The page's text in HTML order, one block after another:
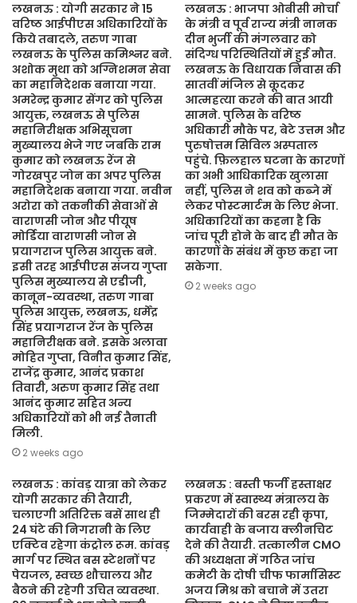
लखनऊ : योगी सरकार ने 15
वरिष्ठ आईपीएस अधिकारियों के
किये तबादले, तरुण गाबा
लखनऊ के पुलिस कमिश्नर बने.
अशोक मुथा को अग्निशमन सेवा
का महानिदेशक बनाया गया.
अमरेन्द्र कुमार सेंगर को पुलिस
आयुक्त, लखनऊ से पुलिस
महानिरीक्षक अभिसूचना
मुख्यालय भेजे गए जबकि राम
कुमार को लखनऊ रेंज से
गोरखपुर जोन का अपर पुलिस
महानिदेशक बनाया गया. नवीन
अरोरा को तकनीकी सेवाओं से
वाराणसी जोन और पीयूष
मोर्डिया वाराणसी जोन से
प्रयागराज पुलिस आयुक्त बने.
इसी तरह आईपीएस संजय गुप्ता
पुलिस मुख्यालय से एडीजी,
कानून-व्यवस्था, तरुण गाबा
पुलिस आयुक्त, लखनऊ, धर्मेंद्र
सिंह प्रयागराज रेंज के पुलिस
महानिरीक्षक बने. इसके अलावा
मोहित गुप्ता, विनीत कुमार सिंह,
राजेंद्र कुमार, आनंद प्रकाश
तिवारी, अरुण कुमार सिंह तथा
आनंद कुमार सहित अन्य
अधिकारियों को भी नई तैनाती
मिली.
2 weeks ago
लखनऊ : भाजपा ओबीसी मोर्चा
के मंत्री व पूर्व राज्य मंत्री नानक
दीन भुर्जी की मंगलवार को
संदिग्ध परिस्थितियों में हुई मौत.
लखनऊ के विधायक निवास की
सातवीं मंजिल से कूदकर
आत्महत्या करने की बात आयी
सामने. पुलिस के वरिष्ठ
अधिकारी मौके पर, बेटे उत्तम और
पुरुषोत्तम सिविल अस्पताल
पहुंचे. फ़िलहाल घटना के कारणों
का अभी आधिकारिक खुलासा
नहीं, पुलिस ने शव को कब्जे में
लेकर पोस्टमार्टम के लिए भेजा.
अधिकारियों का कहना है कि
जांच पूरी होने के बाद ही मौत के
कारणों के संबंध में कुछ कहा जा
सकेगा.
2 weeks ago
लखनऊ : कांवड़ यात्रा को लेकर
योगी सरकार की तैयारी,
चलाएगी अतिरिक्त बसें साथ ही
24 घंटे की निगरानी के लिए
एक्टिव रहेगा कंट्रोल रूम. कांवड़
मार्ग पर स्थित बस स्टेशनों पर
पेयजल, स्वच्छ शौचालय और
बैठने की रहेगी उचित व्यवस्था.
लखनऊ : बस्ती फर्जी हस्ताक्षर
प्रकरण में स्वास्थ्य मंत्रालय के
जिम्मेदारों की बरस रही कृपा,
कार्यवाही के बजाय क्लीनचिट
देने की तैयारी. तत्कालीन CMO
की अध्यक्षता में गठित जांच
कमेटी के दोषी चीफ फार्मासिस्ट
अजय मिश्र को बचाने में उतरा